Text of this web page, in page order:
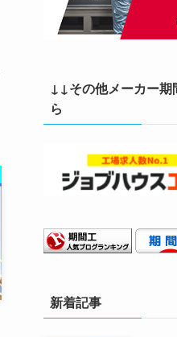
↓↓その他メーカー期
ら
新着記事